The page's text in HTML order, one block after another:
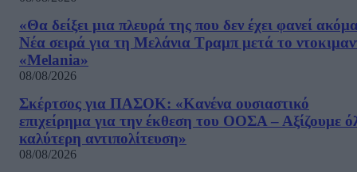
«Θα δείξει μια πλευρά της που δεν έχει φανεί
Νέα σειρά για τη Μελάνια Τραμπ μετά το
«Melania»
08/08/2026
Σκέρτσος για ΠΑΣΟΚ: «Κανένα ουσιαστικό
επιχείρημα για την έκθεση του ΟΟΣΑ – Αξίζουμε
καλύτερη αντιπολίτευση»
08/08/2026